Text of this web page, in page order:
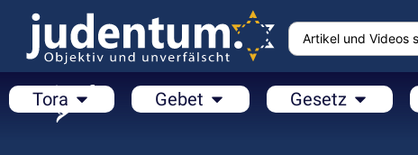
Tora Gebet Gesetz